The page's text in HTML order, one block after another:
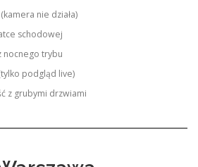
nie działa)
schodowej
trybu
podgląd live)
z grubymi drzwiami